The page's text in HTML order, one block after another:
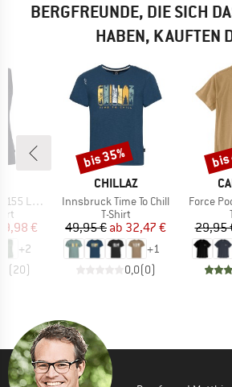
BERGFREUNDE, DIE SICH
HABEN, KAUFTEN
Tank
Preis
€
+2
(20)
MARKE
CHILLAZ
Artikel
Innsbruck Time To Chill
Produktgruppe
T-Shirt
Preis
49,95 € reduzierter Preis
ab 32,47 €
+1
0,0(0)
Rabatt
bis 35%
Artikel
Force
29,95
bis